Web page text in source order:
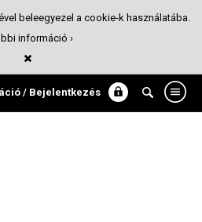
/ Bejelentkezés
beleegyezel a cookie-k használatába.
információ ›